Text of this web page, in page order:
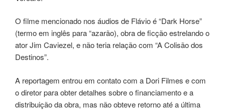
O filme mencionado nos áudios de Flávio é “Dark Horse”
(termo em inglês para “azarão), obra de ficção estrelando o
ator Jim Caviezel, e não teria relação com “A Colisão dos
Destinos”.
A reportagem entrou em contato com a Dori Filmes e com
o diretor para obter detalhes sobre o financiamento e a
distribuição da obra, mas não obteve retorno até a última